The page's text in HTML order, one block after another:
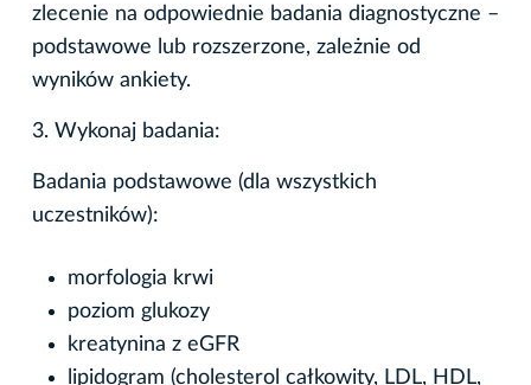
zlecenie na odpowiednie badania diagnostyczne –
podstawowe lub rozszerzone, zależnie od
wyników ankiety.
3. Wykonaj badania:
Badania podstawowe (dla wszystkich
uczestników):
morfologia krwi
poziom glukozy
kreatynina z eGFR
lipidogram (cholesterol całkowity, LDL, HDL,